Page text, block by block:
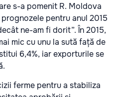
s-a pomenit R. Moldova
pentru anul 2015
ne-am fi dorit”. În 2015,
mic cu unu la sută față de
6,4%, iar exporturile se
ferme pentru a stabiliza